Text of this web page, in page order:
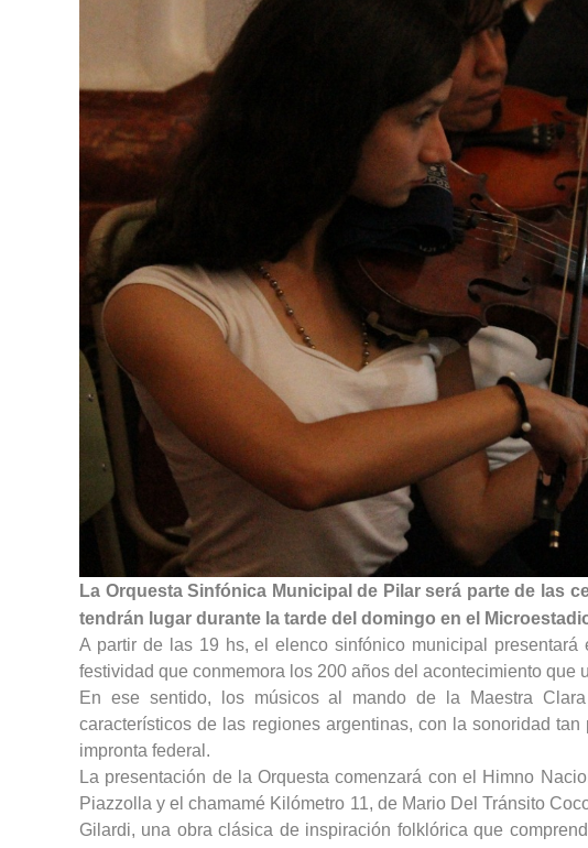
La Orquesta Sinfónica Municipal de Pilar será parte de las
tendrán lugar durante la tarde del domingo en el
A partir de las 19 hs, el elenco sinfónico municipal
festividad que conmemora los 200 años del acontecimiento que
En ese sentido, los músicos al mando de la Maestra
característicos de las regiones argentinas, con la sonoridad
impronta federal.
La presentación de la Orquesta comenzará con el Himno
Piazzolla y el chamamé Kilómetro 11, de Mario Del Tránsito
Gilardi, una obra clásica de inspiración folklórica que